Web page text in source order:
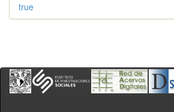
true